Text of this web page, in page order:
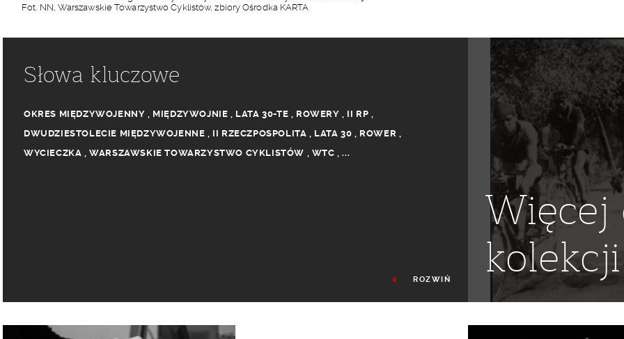
Fot. NN, Warszawskie Towarzystwo Cyklistów, zbiory Ośrodka KARTA
Słowa kluczowe
OKRES MIĘDZYWOJENNY , MIĘDZYWOJNIE , LATA 30-TE , ROWERY , II RP ,
DWUDZIESTOLECIE MIĘDZYWOJENNE , II RZECZPOSPOLITA , LATA 30 , ROWER ,
WYCIECZKA ,WARSZAWSKIE TOWARZYSTWO CYKLISTÓW , WTC ,...
ROZWIŃ
Więcej
kolekcji